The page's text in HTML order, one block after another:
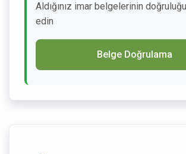
Aldığınız imar belgelerinin
edin
Belge Doğrulama